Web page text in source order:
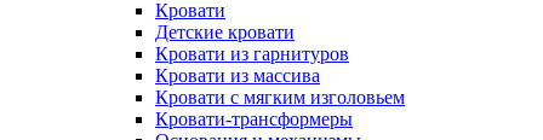
Кровати
Детские кровати
Кровати из гарнитуров
Кровати из массива
Кровати с мягким изголовьем
Кровати-трансформеры